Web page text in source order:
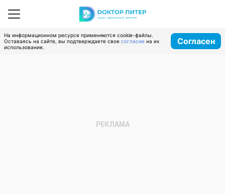
На информационном ресурсе применяются cookie-файлы.
Оставаясь на сайте, вы подтверждаете свое согласие на их
использование.
Согласен